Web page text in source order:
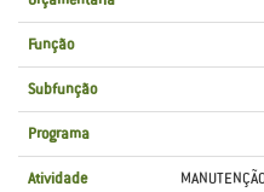
Função
Subfunção
Programa
Atividade